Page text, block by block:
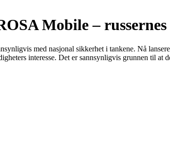
Mobile –
med nasjonal sikkerhet i tankene. Nå
interesse. Det er sannsynligvis grunnen til